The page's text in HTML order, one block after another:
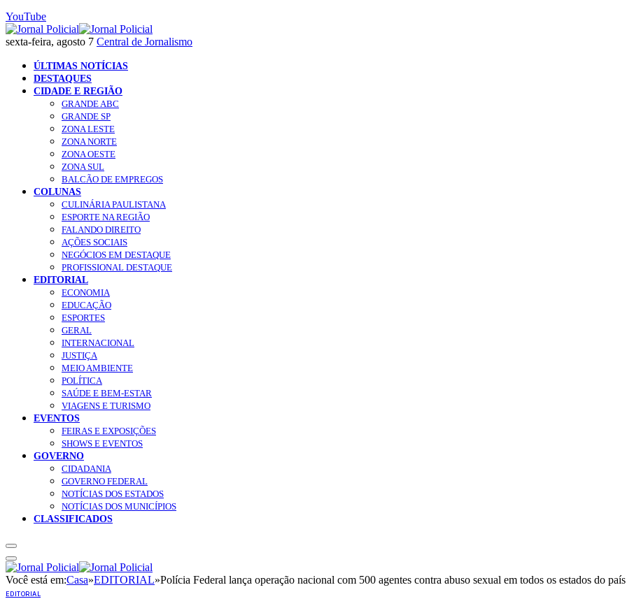
YouTube
sexta-feira, agosto 7 Central de Jornalismo
ÚLTIMAS NOTÍCIAS
DESTAQUES
CIDADE E REGIÃO
GRANDE ABC
GRANDE SP
ZONA LESTE
ZONA NORTE
ZONA OESTE
ZONA SUL
BALCÃO DE EMPREGOS
COLUNAS
CULINÁRIA PAULISTANA
ESPORTE NA REGIÃO
FALANDO DIREITO
AÇÕES SOCIAIS
NEGÓCIOS EM DESTAQUE
PROFISSIONAL DESTAQUE
EDITORIAL
ECONOMIA
EDUCAÇÃO
ESPORTES
GERAL
INTERNACIONAL
JUSTIÇA
MEIO AMBIENTE
POLÍTICA
SAÚDE E BEM-ESTAR
VIAGENS E TURISMO
EVENTOS
FEIRAS E EXPOSIÇÕES
SHOWS E EVENTOS
GOVERNO
CIDADANIA
GOVERNO FEDERAL
NOTÍCIAS DOS ESTADOS
NOTÍCIAS DOS MUNICÍPIOS
CLASSIFICADOS
Você está em:Casa»EDITORIAL»Polícia Federal lança operação nacional com 500 agentes contra abuso sexual em todos os estados do país
EDITORIAL